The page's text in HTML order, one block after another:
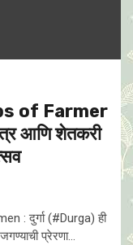
of Farmer
आणि शेतकरी
: दुर्गा (#Durga) ही
प्रेरणा...